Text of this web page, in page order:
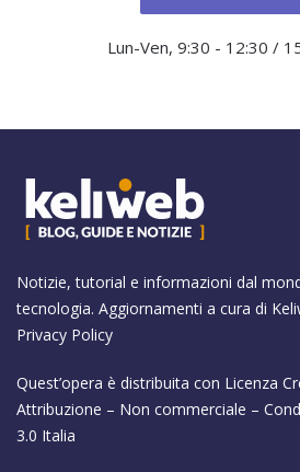
Lun-Ven, 9:30 - 12:30 /
Notizie, tutorial e informazioni dal
tecnologia. Aggiornamenti a cura di
Privacy Policy
Quest’opera è distribuita con Licenza
Attribuzione – Non commerciale –
3.0 Italia